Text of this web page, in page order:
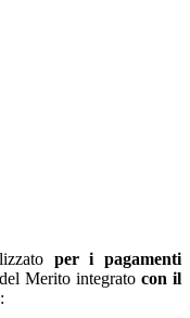
per i pagamenti
Merito integrato con il